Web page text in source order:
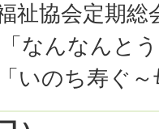
祉協会定期
なんなんと
いのち寿ぐ